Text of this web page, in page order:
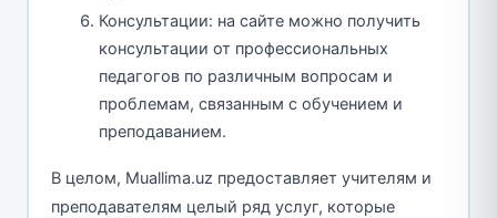
Консультации: на сайте можно получить
консультации от профессиональных
педагогов по различным вопросам и
проблемам, связанным с обучением и
преподаванием.
В целом, Muallima.uz предоставляет учителям и
преподавателям целый ряд услуг, которые